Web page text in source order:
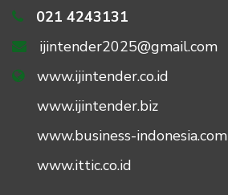
021 4243131
ijintender2025@gmail.com
www.ijintender.co.id
www.ijintender.biz
www.business-indonesia.com
www.ittic.co.id